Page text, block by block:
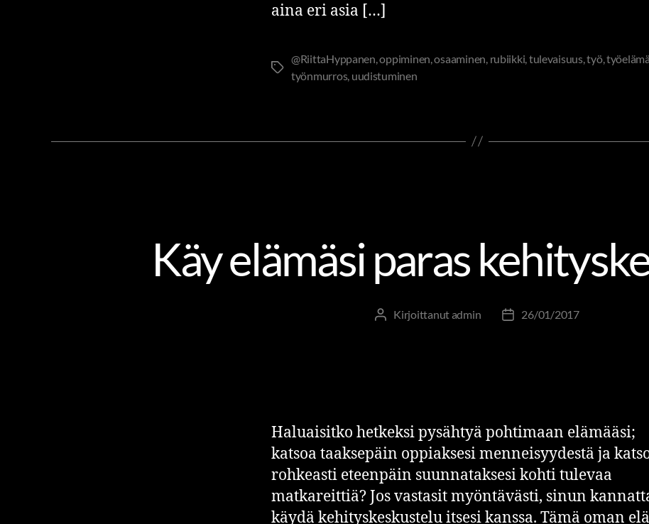
aina eri asia […]
@RiittaHyppanen ,oppiminen ,osaaminen rubiikki tulevaisuus,työ, työelämä
työnmurros, uudistuminen
Käy elämäsi paras
Kirjoittanutadmin 26/01/2017
Haluaisitko hetkeksi pysähtyä pohtimaan elämääsi;
katsoa taaksepäin oppiaksesi menneisyydestä ja
rohkeasti eteenpäin suunnataksesi kohti tulevaa
matkareittiä? Jos vastasit myöntävästi, sinun
käydä kehityskeskustelu itsesi kanssa. Tämä oman